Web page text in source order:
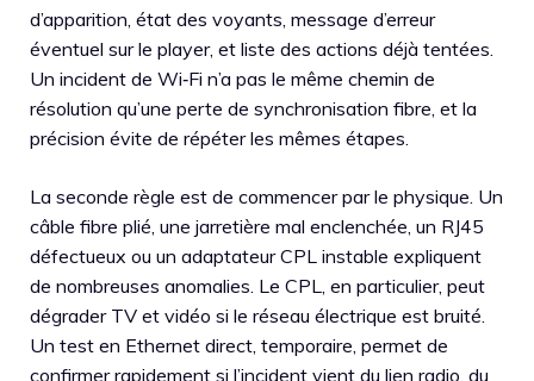
d’apparition, état des voyants, message d’erreur
éventuel sur le player, et liste des actions déjà tentées.
Un incident de Wi‑Fi n’a pas le même chemin de
résolution qu’une perte de synchronisation fibre, et la
précision évite de répéter les mêmes étapes.
La seconde règle est de commencer par le physique. Un
câble fibre plié, une jarretière mal enclenchée, un RJ45
défectueux ou un adaptateur CPL instable expliquent
de nombreuses anomalies. Le CPL, en particulier, peut
dégrader TV et vidéo si le réseau électrique est bruité.
Un test en Ethernet direct, temporaire, permet de
confirmer rapidement si l’incident vient du lien radio, du